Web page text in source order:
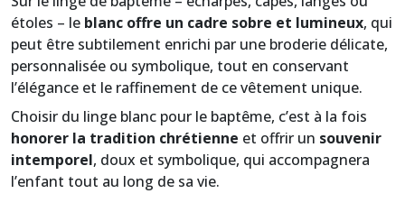
étoles – le blanc offre un cadre sobre et lumineux, qui
peut être subtilement enrichi par une broderie délicate,
personnalisée ou symbolique, tout en conservant
l’élégance et le raffinement de ce vêtement unique.
Choisir du linge blanc pour le baptême, c’est à la fois
honorer la tradition chrétienne et offrir un souvenir
intemporel, doux et symbolique, qui accompagnera
l’enfant tout au long de sa vie.